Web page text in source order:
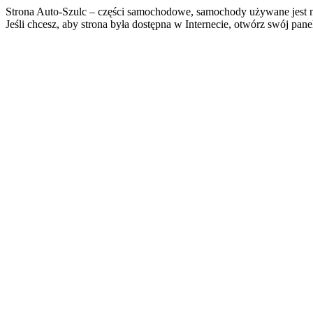
Strona Auto-Szulc – części samochodowe, samochody używane jest
Jeśli chcesz, aby strona była dostępna w Internecie, otwórz swój